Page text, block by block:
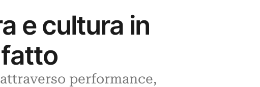
e cultura in
performance,